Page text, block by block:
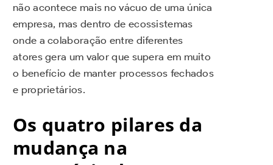
não acontece mais no vácuo de uma única
empresa, mas dentro de ecossistemas
onde a colaboração entre diferentes
atores gera um valor que supera em muito
o benefício de manter processos fechados
e proprietários.
Os quatro pilares da
mudança na